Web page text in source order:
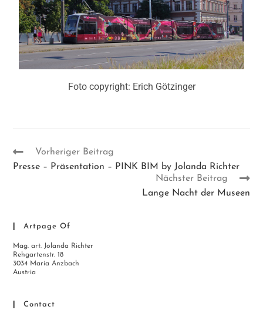
Foto copyright: Erich Götzinger
Vorheriger Beitrag
Presse – Präsentation – PINK BIM by Jolanda Richter
Nächster Beitrag
Lange Nacht der Museen
Artpage Of
Mag. art. Jolanda Richter
Rehgartenstr. 18
3034 Maria Anzbach
Austria
Contact